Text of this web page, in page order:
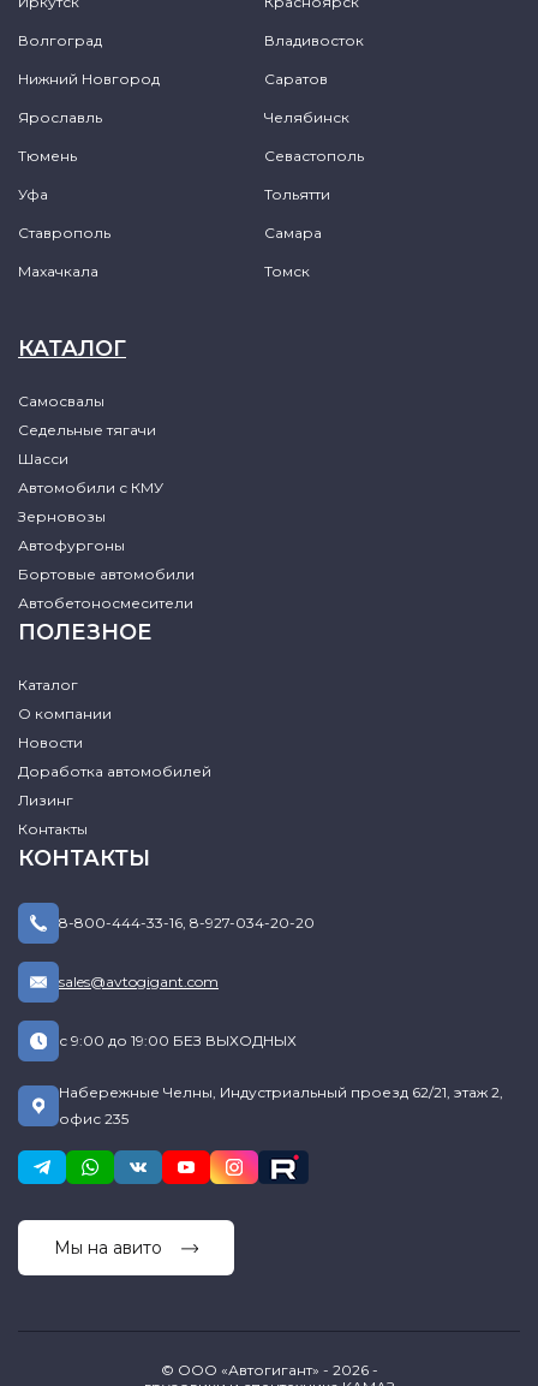
Волгоград Владивосток
Нижний Новгород Саратов
Ярославль Челябинск
Тюмень Севастополь
Уфа Тольятти
Ставрополь Самара
Махачкала Томск
КАТАЛОГ
Самосвалы
Седельные тягачи
Шасси
Автомобили с КМУ
Зерновозы
Автофургоны
Бортовые автомобили
Автобетоносмесители
ПОЛЕЗНОЕ
Каталог
О компании
Новости
Доработка автомобилей
Лизинг
Контакты
КОНТАКТЫ
8-800-444-33-16, 8-927-034-20-20
sales@avtogigant.com
с 9:00 до 19:00 БЕЗ ВЫХОДНЫХ
Набережные Челны, Индустриальный проезд 62/21, этаж 2,
офис 235
Мы на авито
© ООО «Автогигант» - 2026 -